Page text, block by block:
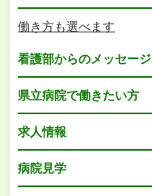
働き方も選べます
看護部からのメッセージ
県立病院で働きたい方
求人情報
病院見学